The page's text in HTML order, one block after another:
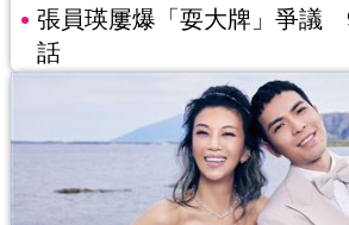
張員瑛屢爆「耍大牌」爭議
話